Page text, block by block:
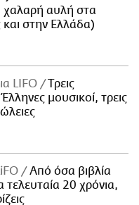
χαλαρή αυλή στα
και στην Ελλάδα)
LIFO
Tρεις
μουσικοί, τρεις
Από όσα βιβλία
τελευταία 20 χρόνια,